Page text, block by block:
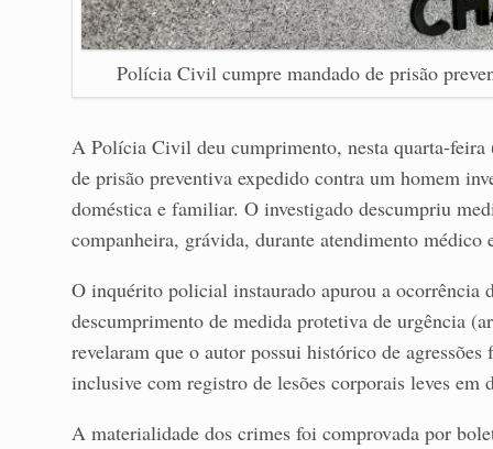
Polícia Civil cumpre mandado de prisão
A Polícia Civil deu cumprimento, nesta quarta-
de prisão preventiva expedido contra um homem
doméstica e familiar. O investigado descumpriu
companheira, grávida, durante atendimento médico
O inquérito policial instaurado apurou a ocorrência
descumprimento de medida protetiva de urgência
revelaram que o autor possui histórico de
inclusive com registro de lesões corporais leves em
A materialidade dos crimes foi comprovada por